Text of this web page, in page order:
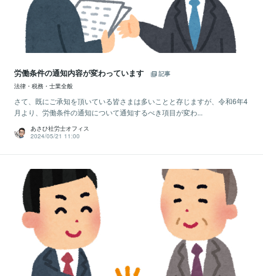
労働条件の通知内容が変わっています
記事
法律・税務・士業全般
さて、既にご承知を頂いている皆さまは多いことと存じますが、令和6年4
月より、労働条件の通知について通知するべき項目が変わ...
あさひ社労士オフィス
2024/05/21 11:00